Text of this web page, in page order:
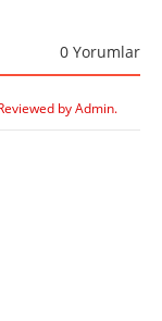
0 Yorumlar
by Admin.